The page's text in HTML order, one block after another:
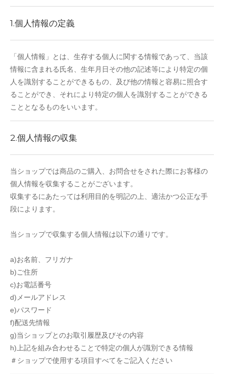
1.個人情報の定義
「個人情報」とは、生存する個人に関する情報であって、当該
情報に含まれる氏名、生年月日その他の記述等により特定の個
人を識別することができるもの、及び他の情報と容易に照合す
ることができ、それにより特定の個人を識別することができる
こととなるものをいいます。
2.個人情報の収集
当ショップでは商品のご購入、お問合せをされた際にお客様の
個人情報を収集することがございます。
収集するにあたっては利用目的を明記の上、適法かつ公正な手
段によります。
当ショップで収集する個人情報は以下の通りです。
a)お名前、フリガナ
b)ご住所
c)お電話番号
d)メールアドレス
e)パスワード
f)配送先情報
g)当ショップとのお取引履歴及びその内容
h)上記を組み合わせることで特定の個人が識別できる情報
＃ショップで使用する項目すべてをご記入ください